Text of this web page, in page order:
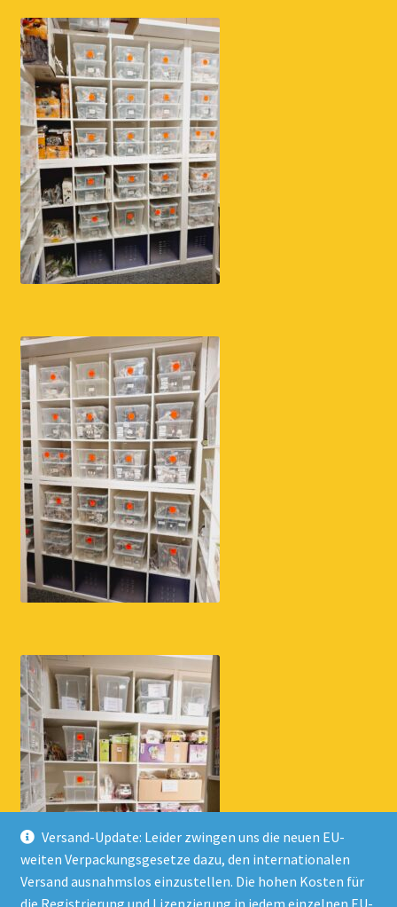
Versand-Update: Leider zwingen uns die neuen EU-
weiten Verpackungsgesetze dazu, den internationalen
Versand ausnahmslos einzustellen. Die hohen Kosten für
die Registrierung und Lizenzierung in jedem einzelnen EU-